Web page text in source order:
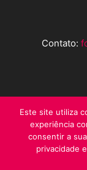
Contato:
Este site utiliza
experiência
consentir a
privacidade